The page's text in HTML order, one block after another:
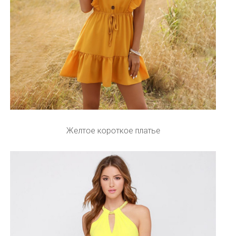
Желтое короткое платье